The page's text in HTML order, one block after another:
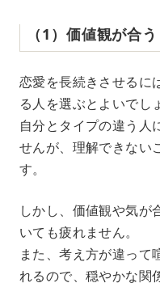
（1）価値観が合う
恋愛を長続きさせるに
る人を選ぶとよいでし
自分とタイプの違う人
せんが、理解できない
す。
しかし、価値観や気が
いても疲れません。
また、考え方が違って
れるので、穏やかな関